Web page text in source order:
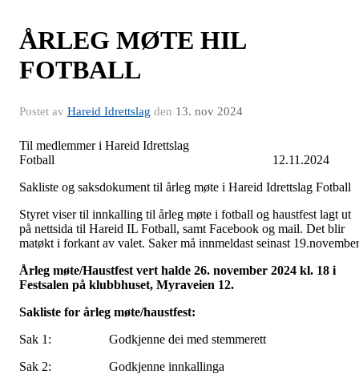
ÅRLEG MØTE HIL
FOTBALL
Postet av Hareid Idrettslag den 13. nov 2024
Til medlemmer i Hareid Idrettslag
Fotball 12.11.2024
Sakliste og saksdokument til årleg møte i Hareid Idrettslag Fotball
Styret viser til innkalling til årleg møte i fotball og haustfest lagt ut
på nettsida til Hareid IL Fotball, samt Facebook og mail. Det blir
matøkt i forkant av valet. Saker må innmeldast seinast
Årleg møte/Haustfest vert halde 26. november 2024 kl. 18 i
Festsalen på klubbhuset, Myraveien 12.
Sakliste for årleg møte/haustfest:
Sak 1: Godkjenne dei med stemmerett
Sak 2: Godkjenne innkallinga